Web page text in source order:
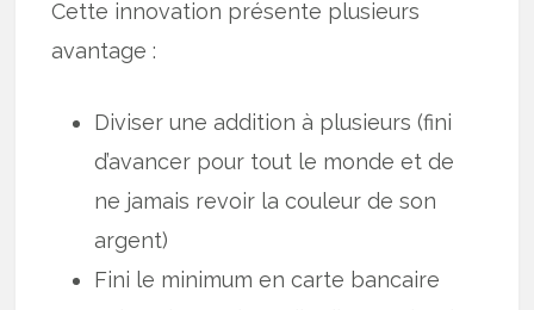
Cette innovation présente plusieurs
avantage :
Diviser une addition à plusieurs (fini
d’avancer pour tout le monde et de
ne jamais revoir la couleur de son
argent)
Fini le minimum en carte bancaire